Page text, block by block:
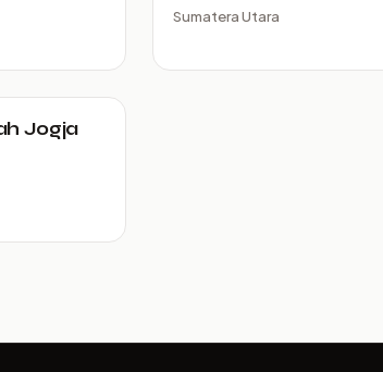
Sumatera Utara
Jogja